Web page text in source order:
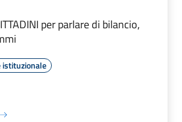
per parlare di bilancio,
istituzionale